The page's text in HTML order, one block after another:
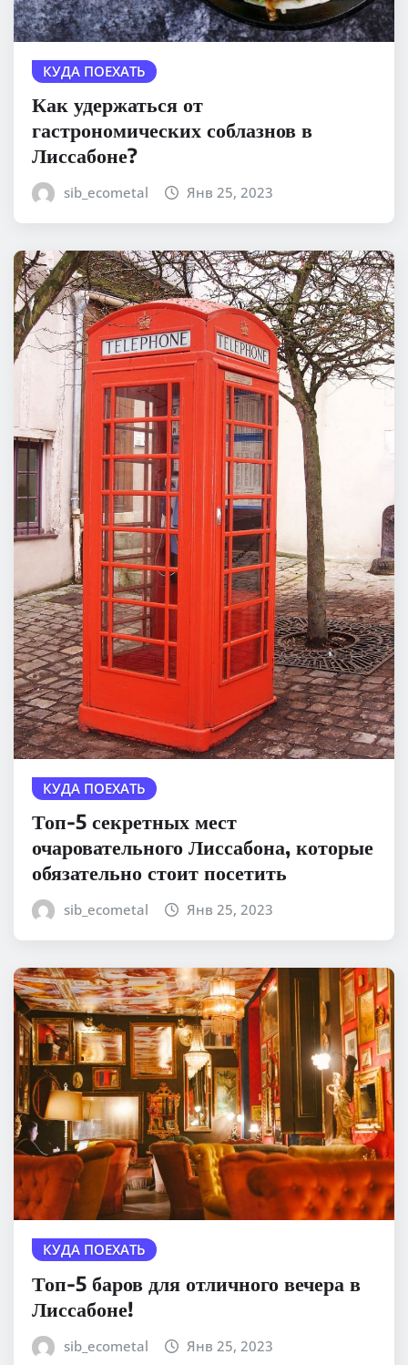
КУДА ПОЕХАТЬ
Как удержаться от
гастрономических соблазнов в
Лиссабоне?
sib_ecometal Янв 25, 2023
КУДА ПОЕХАТЬ
Топ-5 секретных мест
очаровательного Лиссабона, которые
обязательно стоит посетить
sib_ecometal Янв 25, 2023
КУДА ПОЕХАТЬ
Топ-5 баров для отличного вечера в
Лиссабоне!
sib_ecometal Янв 25, 2023